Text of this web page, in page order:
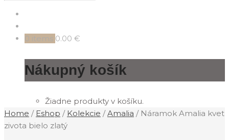
0 items 0.00 €
Nákupný košík
Žiadne produkty v košíku.
Home / Eshop / Kolekcie /‎Amalia / Náramok Amalia kvet
zivota bielo zlatý